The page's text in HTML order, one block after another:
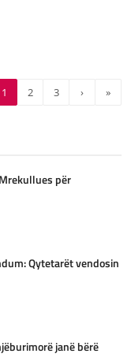
1 2 3 › »
për
Qytetarët vendosin
janë bërë